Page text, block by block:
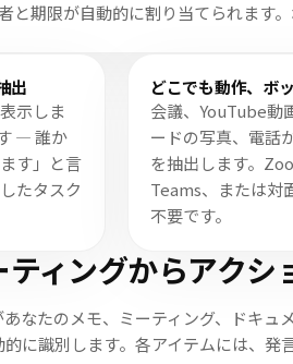
と期限が自動的に割り当てられます
出
示しま
— 誰か
す」と言
たタスク
どこでも動作、ボ
会議、YouTube動
ードの写真、電話
を抽出します。
Teams、または対
不要です。
ティングからアク
なたのメモ、ミーティング、ドキュ
に識別します。各アイテムには、発